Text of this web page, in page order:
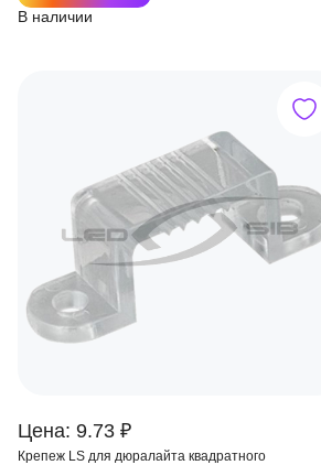
В наличии
Цена: 9.73 ₽
Крепеж LS для дюралайта квадратного